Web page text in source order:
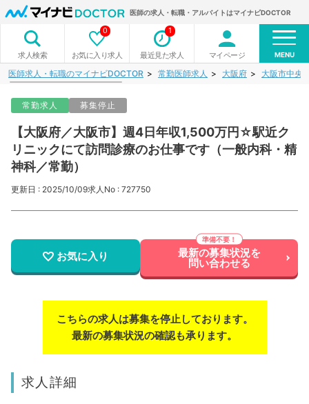
医師の求人・転職・アルバイトはマイナビDOCTOR
求人検索 お気に入り求人
0
最近見た求人
1
マイページ MENU
医師求人・転職のマイナビDOCTOR 常勤医師求人 大阪府 大阪市中央
常勤求人 募集停止
【大阪府／大阪市】週4日年収1,500万円☆駅近ク
リニックにて訪問診療のお仕事です（一般内科・精
神科／常勤）
更新日 : 2025/10/09求人No : 727750
お気に入り 最新の募集状況を
問い合わせる
こちらの求人は募集を停止しております。
最新の募集状況の確認も承ります。
求人詳細